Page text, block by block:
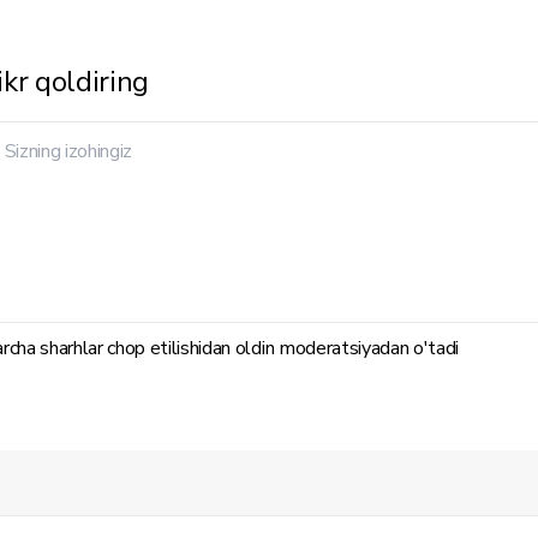
qoldiring
sharhlar chop etilishidan oldin moderatsiyadan o'tadi